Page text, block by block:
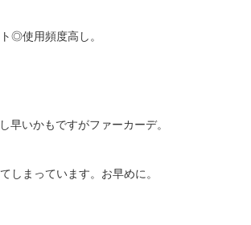
◎使用頻度高し。
早いかもですがファーカーデ。
しまっています。お早めに。